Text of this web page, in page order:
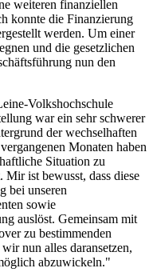
weiteren finanziellen
konnte die Finanzierung
werden. Um einer
und die gesetzlichen
nun den
Volkshochschule
war ein sehr schwerer
der wechselhaften
Monaten haben
Situation zu
Mir ist bewusst, dass diese
bei unseren
sowie
auslöst. Gemeinsam mit
zu bestimmenden
nun alles daransetzen,
abzuwickeln."